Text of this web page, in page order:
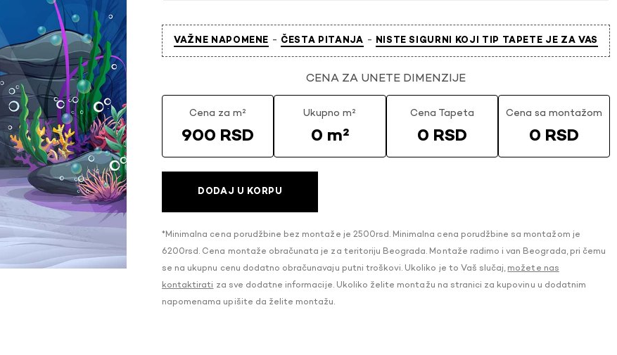
VAŽNE NAPOMENE - ČESTA PITANJA - NISTE SIGURNI KOJI TIP TAPETE JE ZA VAS
CENA ZA UNETE DIMENZIJE
Cena za m²
900 RSD
Ukupno m²
0 m²
Cena Tapeta
0 RSD
Cena sa montažom
0 RSD
DODAJ U KORPU
*Minimalna cena porudžbine bez montaže je 2500rsd. Minimalna cena porudžbine sa montažom je
6200rsd. Cena montaže obračunata je za teritoriju Beograda. Montaže radimo i van Beograda, pri čemu
se na ukupnu cenu dodatno obračunavaju putni troškovi. Ukoliko je to Vaš slučaj, možete nas
kontaktirati za sve dodatne informacije. Ukoliko želite montažu na stranici za kupovinu u dodatnim
napomenama upišite da želite montažu.